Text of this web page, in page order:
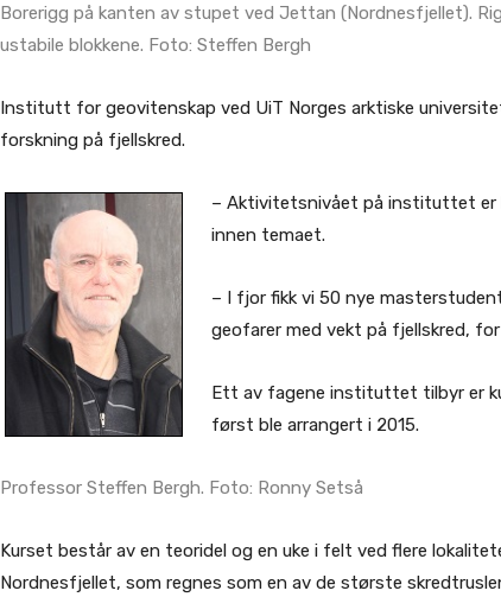
Borerigg på kanten av stupet ved Jettan (Nordnesfjellet).
ustabile blokkene. Foto: Steffen Bergh
Institutt for geovitenskap ved UiT Norges arktiske
forskning på fjellskred.
– Aktivitetsnivået på instituttet er
innen temaet.
– I fjor fikk vi 50 nye
geofarer med vekt på fjellskred,
Ett av fagene instituttet tilbyr er
først ble arrangert i 2015.
Professor Steffen Bergh. Foto: Ronny Setså
Kurset består av en teoridel og en uke i felt ved flere
Nordnesfjellet, som regnes som en av de største